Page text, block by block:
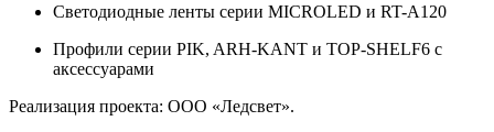
Светодиодные ленты серии MICROLED и RT-А120
Профили серии PIK, ARH-KANT и TOP-SHELF6 с
аксессуарами
Реализация проекта: ООО «Ледсвет».